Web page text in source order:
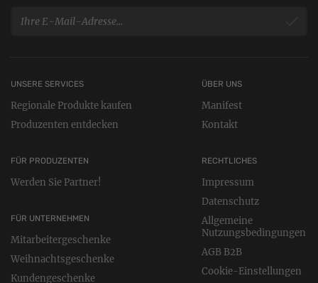
UNSERE SERVICES
Regionale Produkte kaufen
Produzenten entdecken
FÜR PRODUZENTEN
Werden Sie Partner!
FÜR UNTERNEHMEN
Mitarbeitergeschenke
Weihnachtsgeschenke
Kundengeschenke
RECHTLICHES
Impressum
Datenschutz
Allgemeine
Nutzungsbedingungen
AGB B2B
Cookie-Einstellungen
ÜBER UNS
Manifest
Kontakt